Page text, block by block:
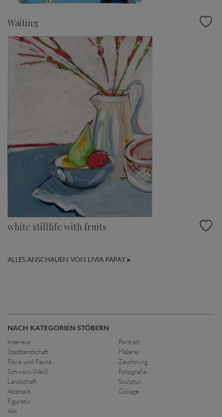
Waiting
white stilllife with fruits
ALLES ANSCHAUEN VON LIVIA PÁPAY ▸
NACH KATEGORIEN STÖBERN
Interieur
Stadtlandschaft
Flora und Fauna
Schwarz-Weiß
Landschaft
Abstrakt
Figurativ
Akt
Portrait
Malerei
Zeichnung
Fotografie
Skulptur
Collage